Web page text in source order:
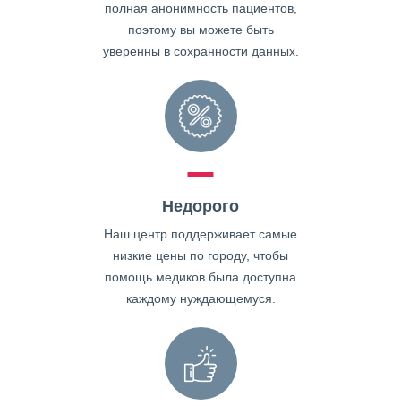
полная анонимность пациентов,
поэтому вы можете быть
уверенны в сохранности данных.
Недорого
Наш центр поддерживает самые
низкие цены по городу, чтобы
помощь медиков была доступна
каждому нуждающемуся.